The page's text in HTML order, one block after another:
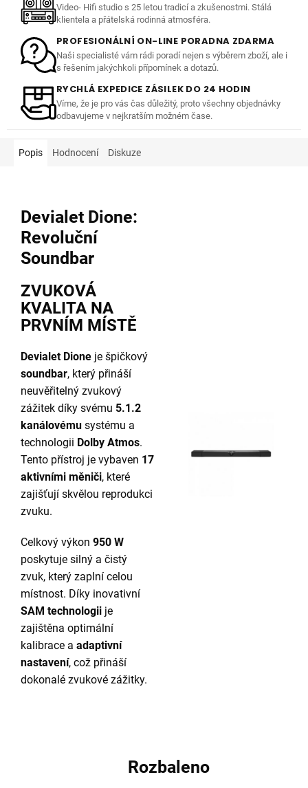
Video- Hifi studio s 25 letou tradicí a zkušenostmi. Stálá
klientela a přátelská rodinná atmosféra.
PROFESIONÁLNÍ ON-LINE PORADNA ZDARMA
Naši specialisté vám rádi poradí nejen s výběrem zboží, ale i
s řešením jakýchkoli přípomínek a dotazů.
RYCHLÁ EXPEDICE ZÁSILEK DO 24 HODIN
Víme, že je pro vás čas důležitý, proto všechny objednávky
odbavujeme v nejkratším možném čase.
Popis Hodnocení Diskuze
Devialet Dione:
Revoluční
Soundbar
ZVUKOVÁ
KVALITA NA
PRVNÍM MÍSTĚ
Devialet Dione je špičkový
soundbar, který přináší
neuvěřitelný zvukový
zážitek díky svému 5.1.2
kanálovému systému a
technologii Dolby Atmos.
Tento přístroj je vybaven 17
aktivními měniči, které
zajišťují skvělou reprodukci
zvuku.
Celkový výkon 950 W
poskytuje silný a čistý
zvuk, který zaplní celou
místnost. Díky inovativní
SAM technologii je
zajištěna optimální
kalibrace a adaptivní
nastavení, což přináší
dokonalé zvukové zážitky.
Rozbaleno